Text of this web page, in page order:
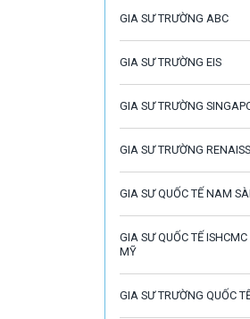
GIA SƯ TRƯỜNG ABC
GIA SƯ TRƯỜNG EIS
GIA SƯ TRƯỜNG
GIA SƯ TRƯỜNG
GIA SƯ QUỐC TẾ NAM
GIA SƯ QUỐC TẾ ISHCMC
MỸ
GIA SƯ TRƯỜNG QUỐC